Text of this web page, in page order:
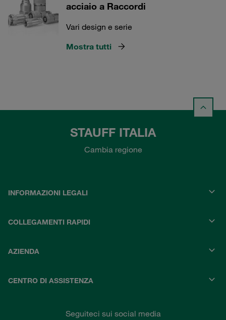
acciaio a Raccordi
Vari design e serie
Mostra tutti
STAUFF ITALIA
Cambia regione
INFORMAZIONI LEGALI
COLLEGAMENTI RAPIDI
AZIENDA
CENTRO DI ASSISTENZA
Seguiteci sui social media